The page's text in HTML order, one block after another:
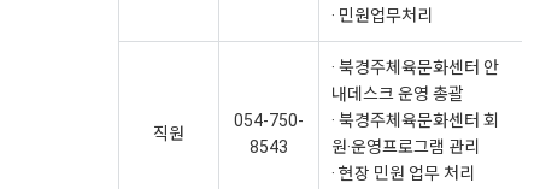
· 민원업무처리
직원
054-750-
8543
· 북경주체육문화센터 안
내데스크 운영 총괄
· 북경주체육문화센터 회
원·운영프로그램 관리
· 현장 민원 업무 처리